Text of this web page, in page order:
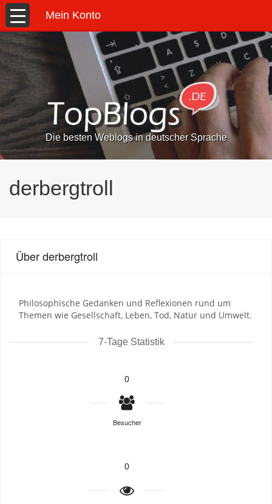
Mein Konto
Die besten Weblogs in deutscher Sprache
derbergtroll
Über derbergtroll
Philosophische Gedanken und Reflexionen rund um
Themen wie Gesellschaft, Leben, Tod, Natur und Umwelt.
7-Tage Statistik
0
Besucher
0